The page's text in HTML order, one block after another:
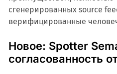
сгенерированных source
верифицированные
Новое: Spotter
согласованность